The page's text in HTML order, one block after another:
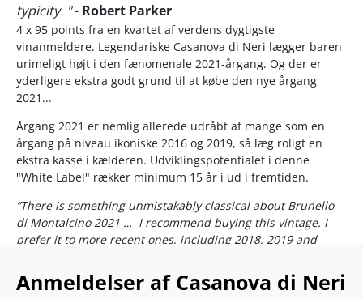
typicity. "- Robert Parker
4 x 95 points fra en kvartet af verdens dygtigste
vinanmeldere. Legendariske Casanova di Neri lægger baren
urimeligt højt i den fænomenale 2021-årgang. Og der er
yderligere ekstra godt grund til at købe den nye årgang
2021...
Årgang 2021 er nemlig allerede udråbt af mange som en
årgang på niveau ikoniske 2016 og 2019, så læg roligt en
ekstra kasse i kælderen. Udviklingspotentialet i denne
"White Label" rækker minimum 15 år i ud i fremtiden.
”There is something unmistakably classical about Brunello
di Montalcino 2021 … I recommend buying this vintage. I
prefer it to more recent ones, including 2018, 2019 and
"Stated simply, 2021 is a triumph for Montalcino." -
Vinous
Anmeldelser af Casanova di Neri